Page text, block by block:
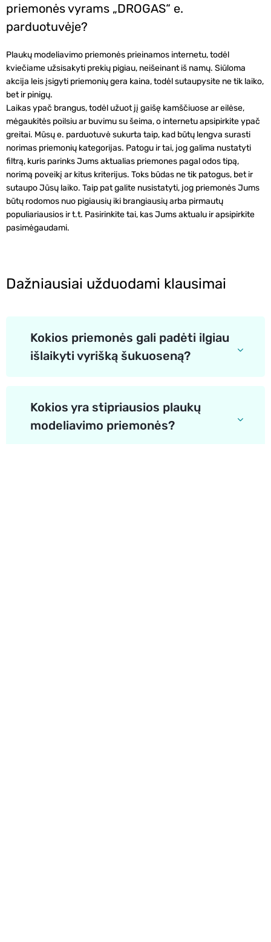
priemonės vyrams „DROGAS“ e.
parduotuvėje?
Plaukų modeliavimo priemonės prieinamos internetu, todėl
kviečiame užsisakyti prekių pigiau, neišeinant iš namų. Siūloma
akcija leis įsigyti priemonių gera kaina, todėl sutaupysite ne tik laiko,
bet ir pinigų.
Laikas ypač brangus, todėl užuot jį gaišę kamščiuose ar eilėse,
mėgaukitės poilsiu ar buvimu su šeima, o internetu apsipirkite ypač
greitai. Mūsų e. parduotuvė sukurta taip, kad būtų lengva surasti
norimas priemonių kategorijas. Patogu ir tai, jog galima nustatyti
filtrą, kuris parinks Jums aktualias priemones pagal odos tipą,
norimą poveikį ar kitus kriterijus. Toks būdas ne tik patogus, bet ir
sutaupo Jūsų laiko. Taip pat galite nusistatyti, jog priemonės Jums
būtų rodomos nuo pigiausių iki brangiausių arba pirmautų
populiariausios ir t.t. Pasirinkite tai, kas Jums aktualu ir apsipirkite
pasimėgaudami.
Dažniausiai užduodami klausimai
Kokios priemonės gali padėti ilgiau
išlaikyti vyrišką šukuoseną?
Kokios yra stipriausios plaukų
modeliavimo priemonės?